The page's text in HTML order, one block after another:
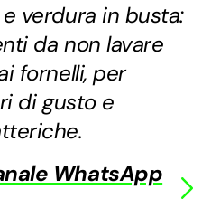
verdura in busta:
da non lavare
fornelli, per
di gusto e
WhatsApp